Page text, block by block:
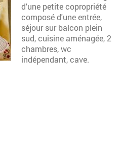
d'une petite copropriété
composé d'une entrée,
séjour sur balcon plein
sud, cuisine aménagée, 2
chambres, wc
indépendant, cave.